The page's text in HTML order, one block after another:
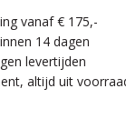
vanaf € 175,-
14 dagen
levertijden
altijd uit